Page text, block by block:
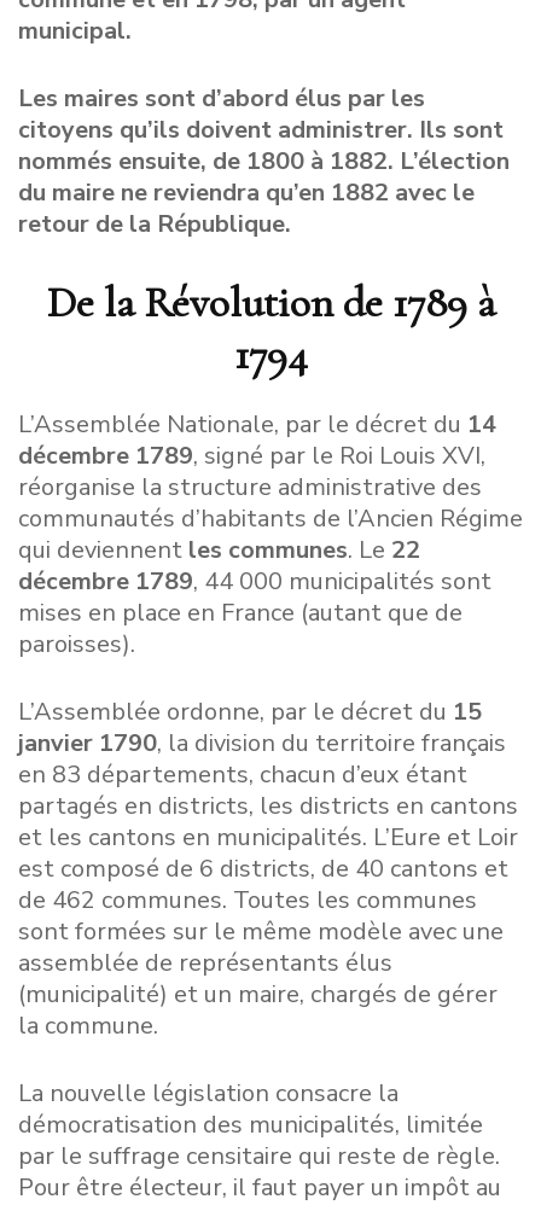
municipal.
Les maires sont d’abord élus par les
citoyens qu’ils doivent administrer. Ils sont
nommés ensuite, de 1800 à 1882. L’élection
du maire ne reviendra qu’en 1882 avec le
retour de la République.
De la Révolution de 1789 à
1794
L’Assemblée Nationale, par le décret du 14
décembre 1789, signé par le Roi Louis XVI,
réorganise la structure administrative des
communautés d’habitants de l’Ancien Régime
qui deviennent les communes. Le 22
décembre 1789, 44 000 municipalités sont
mises en place en France (autant que de
paroisses).
L’Assemblée ordonne, par le décret du 15
janvier 1790, la division du territoire français
en 83 départements, chacun d’eux étant
partagés en districts, les districts en cantons
et les cantons en municipalités. L’Eure et Loir
est composé de 6 districts, de 40 cantons et
de 462 communes. Toutes les communes
sont formées sur le même modèle avec une
assemblée de représentants élus
(municipalité) et un maire, chargés de gérer
la commune.
La nouvelle législation consacre la
démocratisation des municipalités, limitée
par le suffrage censitaire qui reste de règle.
Pour être électeur, il faut payer un impôt au